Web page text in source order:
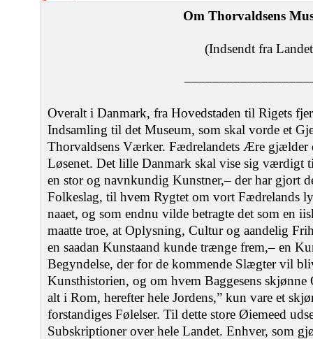
Om Thorvaldsens
(Indsendt fra
Overalt i Danmark, fra Hovedstaden til Rigets
Indsamling til det Museum, som skal vorde et
Thorvaldsens Værker. Fædrelandets Ære gjælder
Løsenet. Det lille Danmark skal vise sig værdigt
en stor og navnkundig Kunstner,‒ der har gjort
Folkeslag, til hvem Rygtet om vort Fædrelands
naaet, og som endnu vilde betragte det som en
maatte troe, at Oplysning, Cultur og aandelig
en saadan Kunstaand kunde trænge frem,‒ en
Begyndelse, der for de kommende Slægter vil
Kunsthistorien, og om hvem Baggesens
alt i Rom, herefter hele Jordens,” kun vare et
forstandiges Følelser. Til dette store Øiemeed
Subskriptioner over hele Landet. Enhver, som